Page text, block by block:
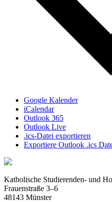
Google Kalender
iCalendar
Outlook 365
Outlook Live
.ics-Datei exportieren
Exportiere Outlook .ics
Katholische Studierenden- und
Frauenstraße 3–6
48143 Münster